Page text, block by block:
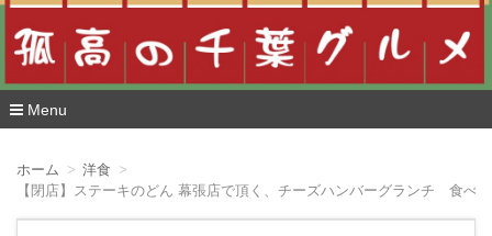
Menu
ホーム
洋食
【閉店】ステーキのどん 幕張店で頂く、チーズハンバーグランチ 食べ